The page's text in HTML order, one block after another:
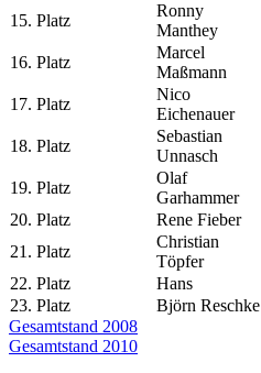
15. Platz
Ronny
Manthey
16. Platz
Marcel
Maßmann
17. Platz
Nico
Eichenauer
18. Platz
Sebastian
Unnasch
19. Platz
Olaf
Garhammer
20. Platz
Rene Fieber
21. Platz
Christian
Töpfer
22. Platz
Hans
23. Platz
Björn Reschke
Beitragsnavigation
Vorheriger
Beitrag:
Gesamtstand 2008
Nächster
Gesamtstand 2010